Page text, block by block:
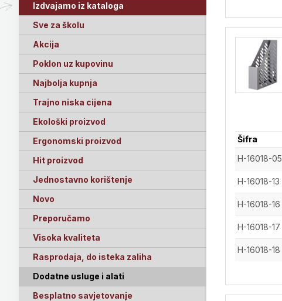
Izdvajamo iz kataloga
Sve za školu
Akcija
Poklon uz kupovinu
Najbolja kupnja
Trajno niska cijena
Ekološki proizvod
Ergonomski proizvod
Hit proizvod
Jednostavno korištenje
Novo
Preporučamo
Visoka kvaliteta
Rasprodaja, do isteka zaliha
Dodatne usluge i alati
Besplatno savjetovanje
Šifra
H-16018-05
H-16018-13
H-16018-16
H-16018-17
H-16018-18